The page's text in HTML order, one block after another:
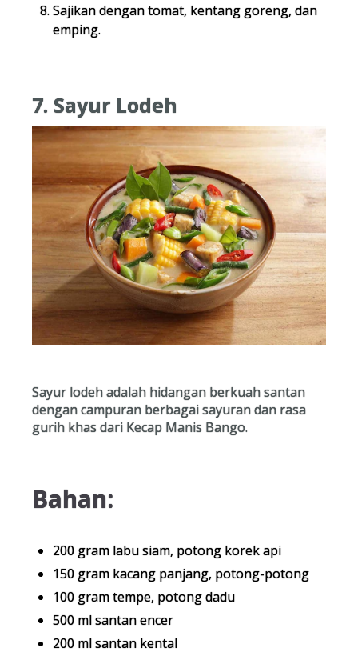
Sajikan dengan tomat, kentang goreng, dan
emping.
7. Sayur Lodeh
Sayur lodeh adalah hidangan berkuah santan
dengan campuran berbagai sayuran dan rasa
gurih khas dari Kecap Manis Bango.
Bahan:
200 gram labu siam, potong korek api
150 gram kacang panjang, potong-potong
100 gram tempe, potong dadu
500 ml santan encer
200 ml santan kental